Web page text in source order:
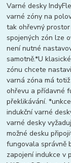
Varné desky
varné zóny na
tak ohřevný
spojených zón lze
není nutné
samotně.*U
zónu chcete
varná zóna má
ohřevu a přídavné
překlikávání.
indukční varné
varné desky
možné desku
fungovala správně
zapojení indukce v